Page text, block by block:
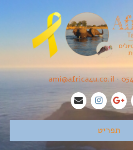
•
ami@africa4u.co.il
תפריט